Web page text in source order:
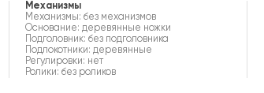
Механизмы
Механизмы: без механизмов
Основание: деревянные ножки
Подголовник: без подголовника
Подлокотники: деревянные
Регулировки: нет
Ролики: без роликов